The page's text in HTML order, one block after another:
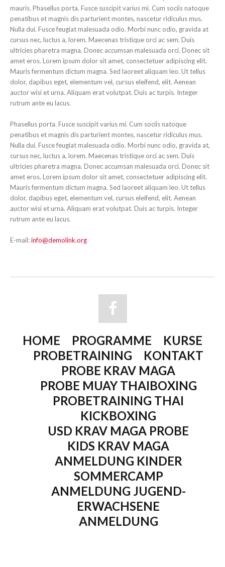
mauris. Phasellus porta. Fusce suscipit varius mi. Cum sociis natoque
penatibus et magnis dis parturient montes, nascetur ridiculus mus.
Nulla dui. Fusce feugiat malesuada odio. Morbi nunc odio, gravida at
cursus nec, luctus a, lorem. Maecenas tristique orci ac sem. Duis
ultricies pharetra magna. Donec accumsan malesuada orci. Donec sit
amet eros. Lorem ipsum dolor sit amet, consectetuer adipiscing elit.
Mauris fermentum dictum magna. Sed laoreet aliquam leo. Ut tellus
dolor, dapibus eget, elementum vel, cursus eleifend, elit. Aenean
auctor wisi et urna. Aliquam erat volutpat. Duis ac turpis. Integer
rutrum ante eu lacus.
Phasellus porta. Fusce suscipit varius mi. Cum sociis natoque
penatibus et magnis dis parturient montes, nascetur ridiculus mus.
Nulla dui. Fusce feugiat malesuada odio. Morbi nunc odio, gravida at,
cursus nec, luctus a, lorem. Maecenas tristique orci ac sem. Duis
ultricies pharetra magna. Donec accumsan malesuada orci. Donec sit
amet eros. Lorem ipsum dolor sit amet, consectetuer adipiscing elit.
Mauris fermentum dictum magna. Sed laoreet aliquam leo. Ut tellus
dolor, dapibus eget, elementum vel, cursus eleifend, elit. Aenean
auctor wisi et urna. Aliquam erat volutpat. Duis ac turpis. Integer
rutrum ante eu lacus.
E-mail:info@demolink.org
HOME PROGRAMME
KURSE
PROBETRAINING
KONTAKT
PROBE KRAV MAGA
PROBE MUAY THAIBOXING
PROBETRAINING THAI
KICKBOXING
USD KRAV MAGA PROBE
KIDS KRAV MAGA
ANMELDUNG KINDER
SOMMERCAMP
ANMELDUNG JUGEND-
ERWACHSENE
ANMELDUNG